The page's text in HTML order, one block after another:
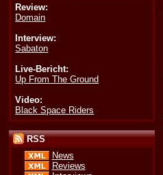
Review:
Domain
Interview:
Sabaton
Live-Bericht:
Up From The Ground
Video:
Black Space Riders
RSS
News
Reviews